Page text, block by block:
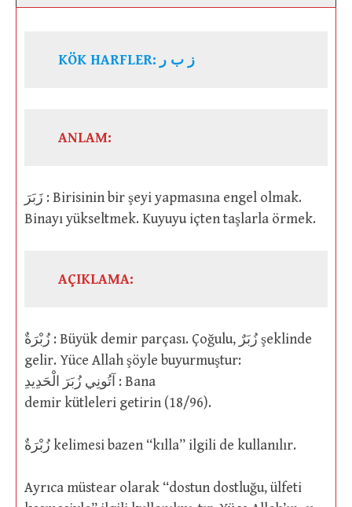
KÖK HARFLER: ز ب ر
ANLAM:
زَبَرَ : Birisinin bir şeyi yapmasına engel olmak.
Binayı yükseltmek. Kuyuyu içten taşlarla örmek.
AÇIKLAMA:
زُبْرَةٌ : Büyük demir parçası. Çoğulu, زُبَرٌ şeklinde
gelir. Yüce Allah şöyle buyurmuştur:
آتُونِي زُبَرَ الْحَدِيدِ : Bana
demir kütleleri getirin (18/96).
زُبْرَةٌ kelimesi bazen “kılla” ilgili de kullanılır.
Ayrıca müstear olarak “dostun dostluğu, ülfeti